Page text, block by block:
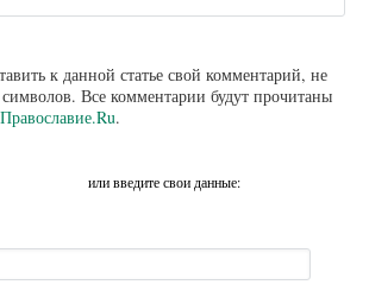
к данной статье свой комментарий, не
Все комментарии будут прочитаны
Православие.Ru.
или введите свои данные: